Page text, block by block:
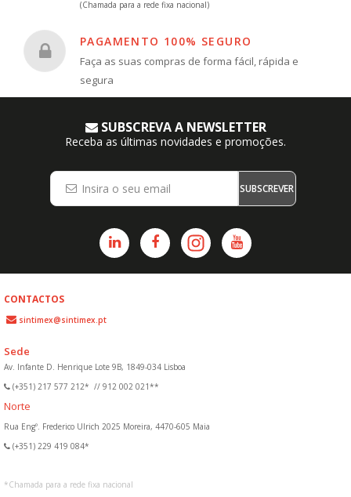
(Chamada para a rede fixa nacional)
PAGAMENTO 100% SEGURO
Faça as suas compras de forma fácil, rápida e
segura
SUBSCREVA A NEWSLETTER
Receba as últimas novidades e promoções.
SUBSCREVER
CONTACTOS
sintimex@sintimex.pt
Sede
Av. Infante D. Henrique Lote 9B, 1849-034 Lisboa
(+351) 217 577 212* // 912 002 021**
Norte
Rua Engº. Frederico Ulrich 2025 Moreira, 4470-605 Maia
(+351) 229 419 084*
*Chamada para a rede fixa nacional